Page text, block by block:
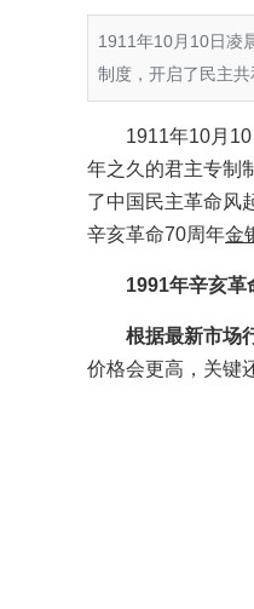
1911年10月10日凌
制度，开启了民主
1911年10月
年之久的君主专制
了中国民主革命风
辛亥革命70周年金
1991年辛亥革
根据最新市场
价格会更高，关键